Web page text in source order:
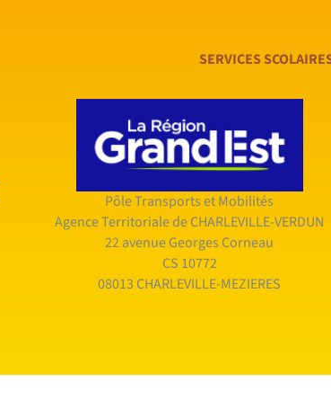
SERVICES
Pôle Transports et Mobilités
Agence Territoriale de CHARLEVILLE-VERDUN
22 avenue Georges Corneau
CS 10772
08013 CHARLEVILLE-MEZIERES